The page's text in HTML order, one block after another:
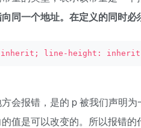
同一个地址。在定义的同时必
line-height: inherit;
会报错，是的 p 被我们声明
值是可以改变的。所以报错的